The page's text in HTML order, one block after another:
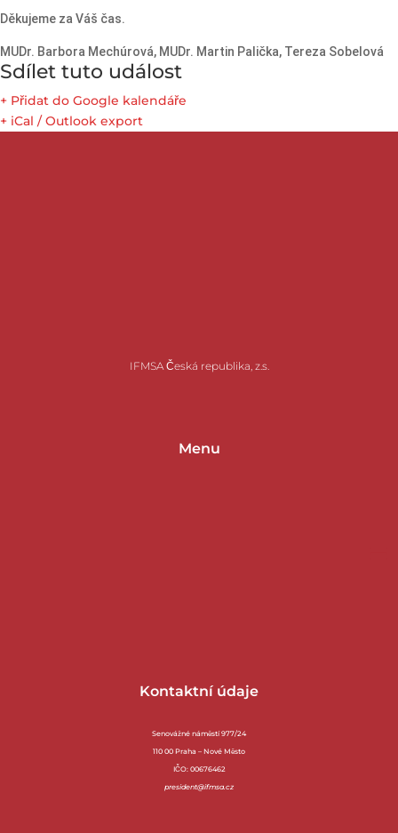
Děkujeme za Váš čas.
MUDr. Barbora Mechúrová, MUDr. Martin Palička, Tereza Sobelová
Sdílet tuto událost
+ Přidat do Google kalendáře
+ iCal / Outlook export
IFMSA Česká republika, z.s.
Menu
Kontaktní údaje
Senovážné náměstí 977/24
110 00 Praha – Nové Město
IČO: 00676462
president@ifmsa.cz